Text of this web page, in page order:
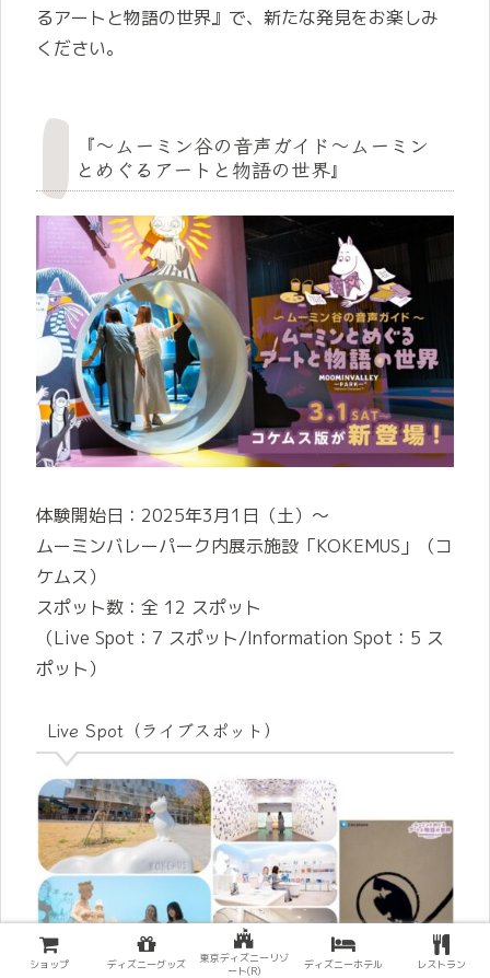
るアートと物語の世界』で、新たな発見をお楽しみ
ください。
『～ムーミン谷の音声ガイド～ムーミン
とめぐるアートと物語の世界』
体験開始日：2025年3月1日（土）～
ムーミンバレーパーク内展示施設「KOKEMUS」（コ
ケムス）
スポット数：全 12 スポット
（Live Spot：7 スポット/Information Spot：5 ス
ポット）
Live Spot（ライブスポット）
ショップ ディズニーグッズ
東京ディズニーリゾ
ート(R)
ディズニーホテル レストラン